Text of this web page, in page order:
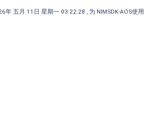
年 五月 11日 星期一 03:22:28 , 为 NIMSDK-AOS使用